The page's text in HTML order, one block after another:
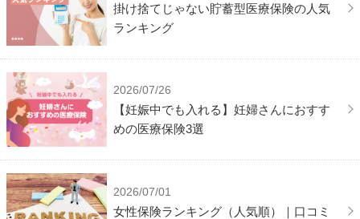
掛け捨てじゃない貯蓄型医療保険の人気
ランキング
2026/07/26
【妊娠中でも入れる】妊婦さんにおすす
めの医療保険3選
2026/07/01
女性保険ランキング（人気順）｜口コミ